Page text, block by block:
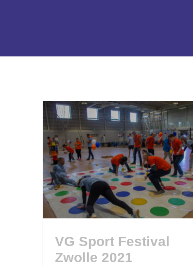
VG Sport Festival
Zwolle 2021
VG Sport Festival
Zwolle 2021